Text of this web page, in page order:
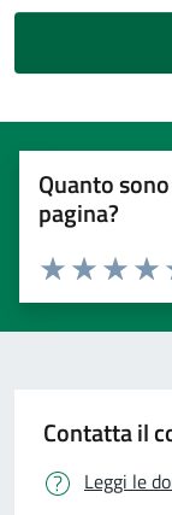
Quanto
pagina?
Valuta
Valuta 2
Valuta 1 stelle
Contatta il
Leggi le